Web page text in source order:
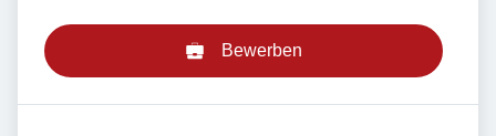
Bewerben